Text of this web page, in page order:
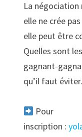
La négociation
elle ne crée
elle peut être
Quelles sont
gagnant-
qu’il faut éviter.
Pour
inscription :